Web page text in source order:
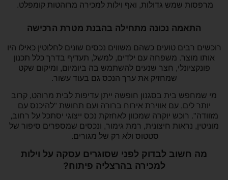
מרפסות שמש גדולות, ואף וילות למכירה מרוהטות קומפלט.
התאמה נכונה מתחילה בהבנת מטרת הרכישה
רוכשים רבים טועים כשהם משווים נכסים שונים לחלוטין כאילו היו
אותו מוצר. משפחה עם ילדים, למשל, תעדיף בדרך כלל תכנון
פונקציונלי, חצר שנעים להשתמש בה ביומיום, ומיקום שקט
שמחזיק את ערך הנכס גם בעוד עשור.
מי שמחפש בית בסגנון חופשה ייתן עדיפות לבית מרוהט, קרוב
יותר לים, עם אווירת אירוח ברורה ועם תחושת "להיכנס עם
מזוודה". רוכש יוקרה שמכוון לאחזקת נכס ייצוגי יסתכל על רחוב,
מוניטין, נראות חיצונית, רמת גימור, ונכסים שמספרים סיפור של
סטטוס ולא רק של מגורים.
מה חשוב לבדוק לפני שסוגרים עסקה על וילות
למכירה בהרצליה פיתוח?